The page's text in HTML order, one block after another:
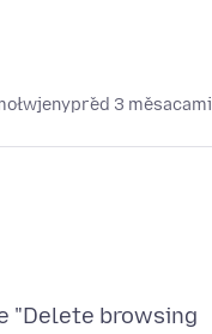
před 3 měsacami
"Delete browsing